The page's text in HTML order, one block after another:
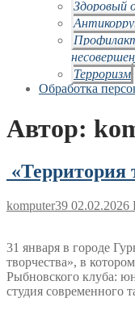
Здоровый
Терроризм
Обработка
Автор:
«Территория
komputer39 02.02.2026
31 января в городе
творчества», в
Рыбновского клуба:
студия современного